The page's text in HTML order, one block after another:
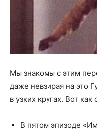
Мы знакомы с этим
даже невзирая на это
в узких кругах. Вот как
В пятом эпизоде